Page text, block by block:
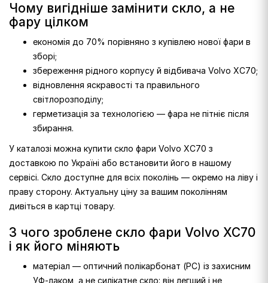
Чому вигідніше замінити скло, а не
фару цілком
економія до 70% порівняно з купівлею нової фари в
зборі;
збереження рідного корпусу й відбивача Volvo XC70;
відновлення яскравості та правильного
світлорозподілу;
герметизація за технологією — фара не пітніє після
збирання.
У каталозі можна купити скло фари Volvo XC70 з
доставкою по Україні або встановити його в нашому
сервісі. Скло доступне для всіх поколінь — окремо на ліву і
праву сторону. Актуальну ціну за вашим поколінням
дивіться в картці товару.
З чого зроблене скло фари Volvo XC70
і як його міняють
матеріал — оптичний полікарбонат (PC) із захисним
УФ-лаком, а не силікатне скло: він легший і не